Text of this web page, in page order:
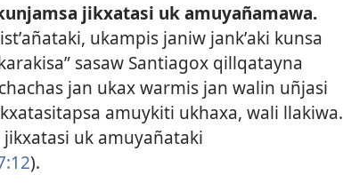
jikxatasi uk amuyañamawa.
ukampis janiw jankʼaki kunsa
sasaw Santiagox qillqatayna
jan ukax warmis jan walin uñjasi
amuykiti ukhaxa, wali llakiwa.
uk amuyañataki
).